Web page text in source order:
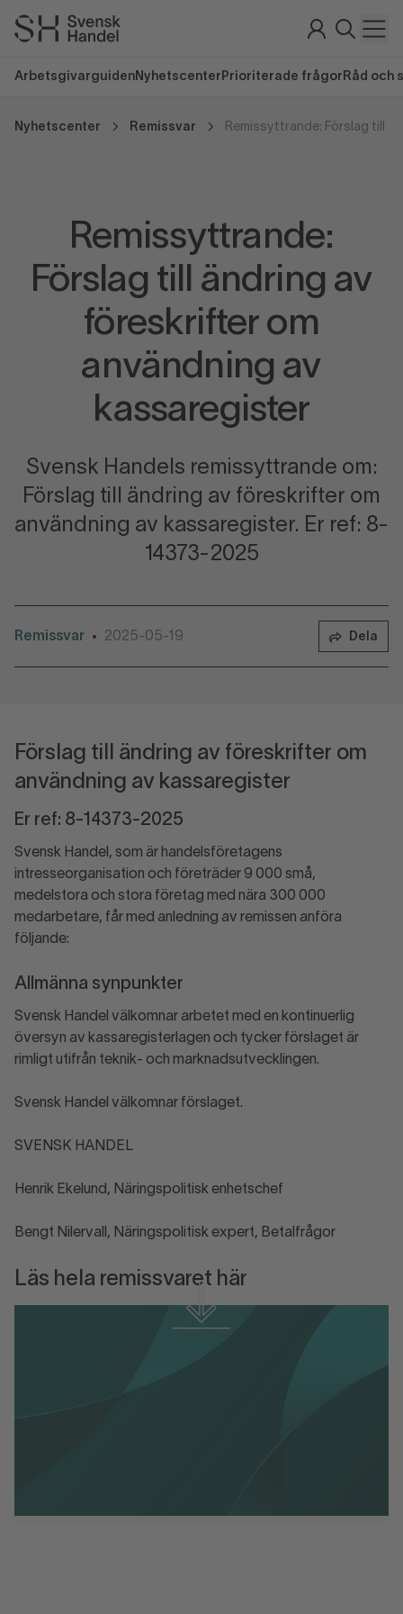
Arbetsgivarguiden Nyhetscenter Prioriterade frågor Råd och
Nyhetscenter Remissvar
Remissyttrande:
Förslag till ändring av
föreskrifter om
användning av
kassaregister
Svensk Handels remissyttrande om:
Förslag till ändring av föreskrifter om
användning av kassaregister. Er ref: 8-
14373-2025
Remissvar • 2025-05-19 Dela
Förslag till ändring av föreskrifter om
användning av kassaregister
Er ref: 8-14373-2025
Svensk Handel, som är handelsföretagens
intresseorganisation och företräder 9 000 små,
medelstora och stora företag med nära 300 000
medarbetare, får med anledning av remissen anföra
följande:
Allmänna synpunkter
Svensk Handel välkomnar arbetet med en kontinuerlig
översyn av kassaregisterlagen och tycker förslaget är
rimligt utifrån teknik- och marknadsutvecklingen.
Svensk Handel välkomnar förslaget.
SVENSK HANDEL
Henrik Ekelund, Näringspolitisk enhetschef
Bengt Nilervall, Näringspolitisk expert, Betalfrågor
Läs hela remissvaret här